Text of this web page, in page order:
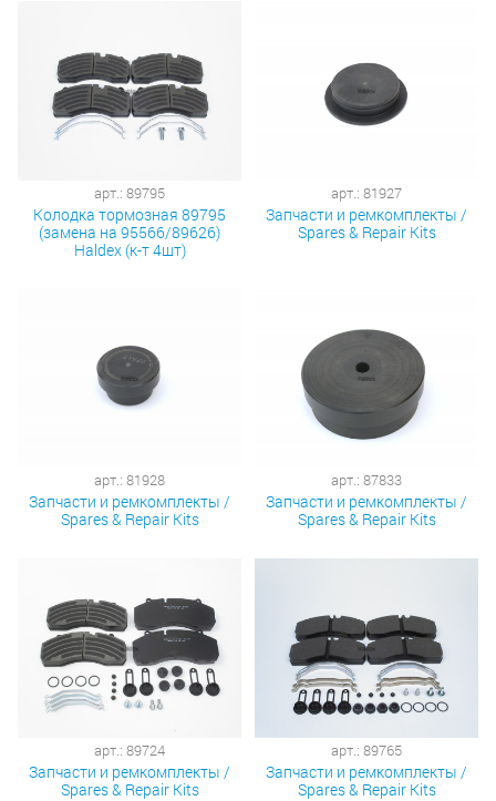
арт.: 89795
Колодка тормозная 89795
(замена на 95566/89626)
Haldex (к-т 4шт)
арт.: 81927
Запчасти и ремкомплекты /
Spares & Repair Kits
арт.: 81928
Запчасти и ремкомплекты /
Spares & Repair Kits
арт.: 87833
Запчасти и ремкомплекты /
Spares & Repair Kits
арт.: 89724
Запчасти и ремкомплекты /
Spares & Repair Kits
арт.: 89765
Запчасти и ремкомплекты /
Spares & Repair Kits